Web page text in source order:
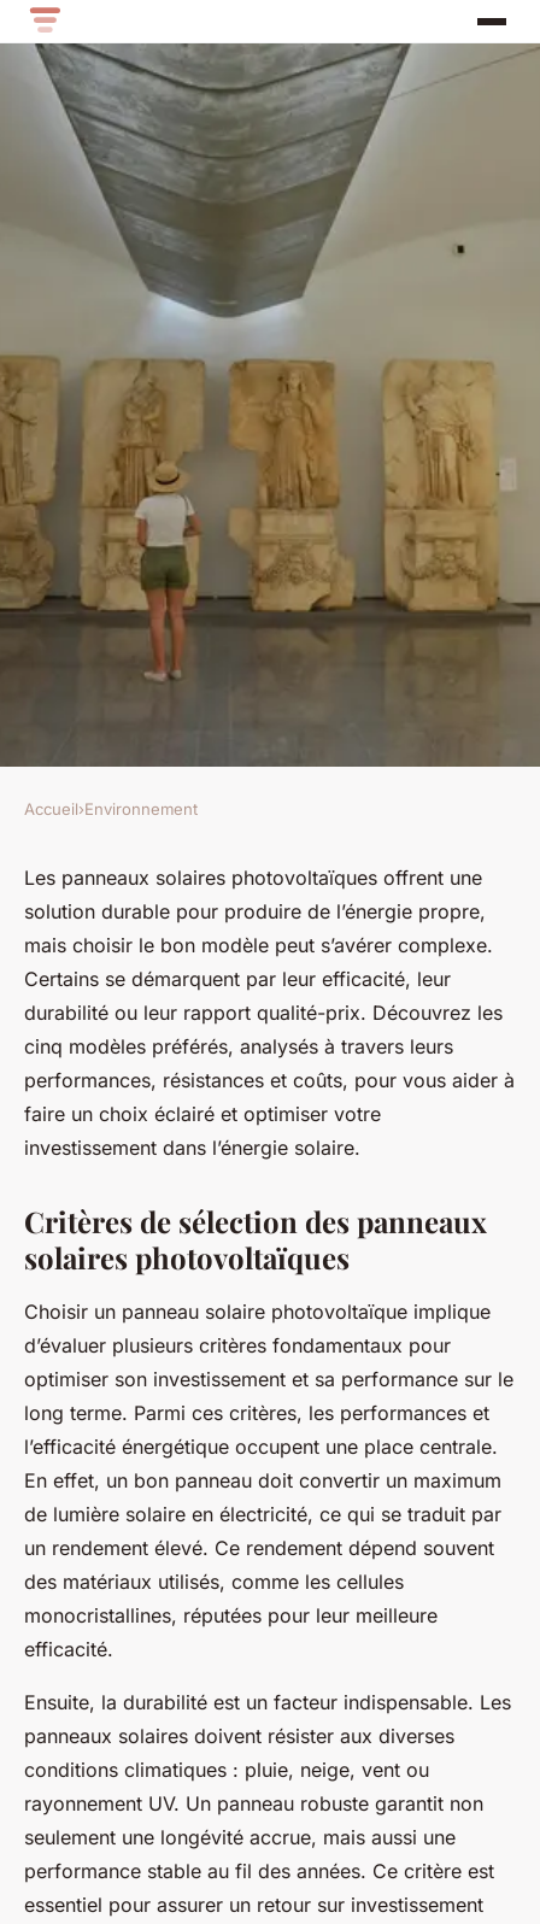
Panneau solaire
photovoltaïque : top 5 des
modèles préférés !
Océane•21 juillet 2025•11 min de lecture
Accueil›Environnement
Les panneaux solaires photovoltaïques offrent une
solution durable pour produire de l’énergie propre,
mais choisir le bon modèle peut s’avérer complexe.
Certains se démarquent par leur efficacité, leur
durabilité ou leur rapport qualité-prix. Découvrez les
cinq modèles préférés, analysés à travers leurs
performances, résistances et coûts, pour vous aider à
faire un choix éclairé et optimiser votre
investissement dans l’énergie solaire.
Critères de sélection des panneaux
solaires photovoltaïques
Choisir un panneau solaire photovoltaïque implique
d’évaluer plusieurs critères fondamentaux pour
optimiser son investissement et sa performance sur le
long terme. Parmi ces critères, les performances et
l’efficacité énergétique occupent une place centrale.
En effet, un bon panneau doit convertir un maximum
de lumière solaire en électricité, ce qui se traduit par
un rendement élevé. Ce rendement dépend souvent
des matériaux utilisés, comme les cellules
monocristallines, réputées pour leur meilleure
efficacité.
Ensuite, la durabilité est un facteur indispensable. Les
panneaux solaires doivent résister aux diverses
conditions climatiques : pluie, neige, vent ou
rayonnement UV. Un panneau robuste garantit non
seulement une longévité accrue, mais aussi une
performance stable au fil des années. Ce critère est
essentiel pour assurer un retour sur investissement